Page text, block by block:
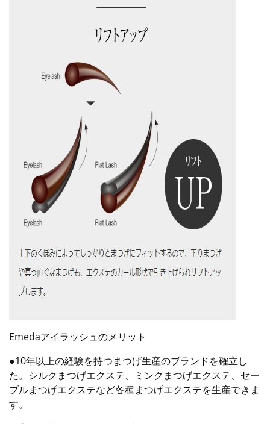
Emedaアイラッシュのメリット
●10年以上の経験を持つまつげ生産のブランドを確立し
た。シルクまつげエクステ、ミンクまつげエクステ、セー
ブルまつげエクステなど各種まつげエクステを生産できま
す。